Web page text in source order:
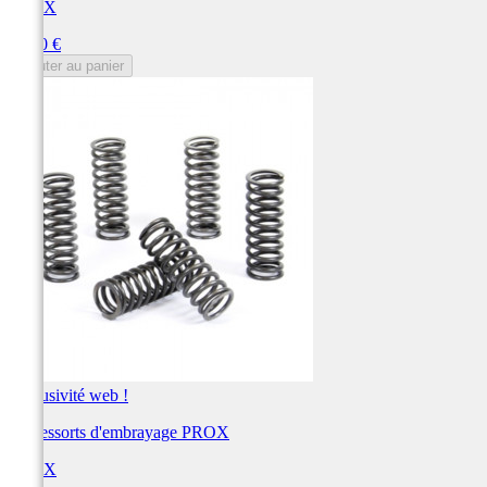
PROX
38,50 €
Ajouter au panier
Exclusivité web !
Kit ressorts d'embrayage PROX
PROX